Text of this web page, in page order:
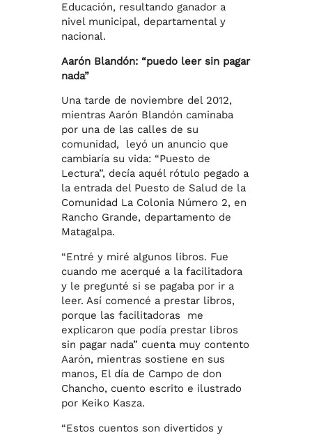
Educación, resultando ganador a
nivel municipal, departamental y
nacional.
Aarón Blandón: “puedo leer sin pagar
nada”
Una tarde de noviembre del 2012,
mientras Aarón Blandón caminaba
por una de las calles de su
comunidad, leyó un anuncio que
cambiaría su vida: “Puesto de
Lectura”, decía aquél rótulo pegado a
la entrada del Puesto de Salud de la
Comunidad La Colonia Número 2, en
Rancho Grande, departamento de
Matagalpa.
“Entré y miré algunos libros. Fue
cuando me acerqué a la facilitadora
y le pregunté si se pagaba por ir a
leer. Así comencé a prestar libros,
porque las facilitadoras me
explicaron que podía prestar libros
sin pagar nada” cuenta muy contento
Aarón, mientras sostiene en sus
manos, El día de Campo de don
Chancho, cuento escrito e ilustrado
por Keiko Kasza.
“Estos cuentos son divertidos y